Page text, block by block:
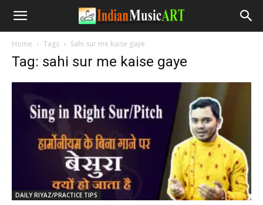
Home Tags Sahi sur me kaise gaye
Tag: sahi sur me kaise gaye
DAILY RIYAZ/PRACTICE TIPS